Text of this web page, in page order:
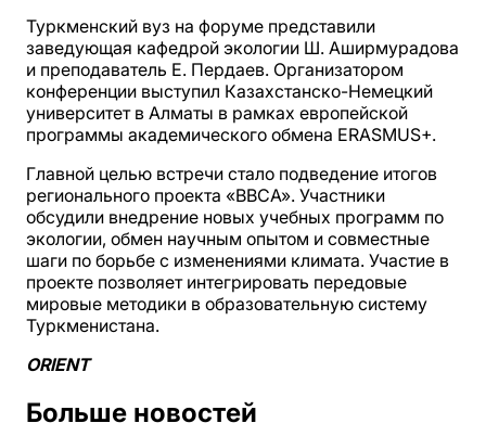
Туркменский вуз на форуме представили
заведующая кафедрой экологии Ш. Аширмурадова
и преподаватель Е. Пердаев. Организатором
конференции выступил Казахстанско-Немецкий
университет в Алматы в рамках европейской
программы академического обмена ERASMUS+.
Главной целью встречи стало подведение итогов
регионального проекта «ВВСА». Участники
обсудили внедрение новых учебных программ по
экологии, обмен научным опытом и совместные
шаги по борьбе с изменениями климата. Участие в
проекте позволяет интегрировать передовые
мировые методики в образовательную систему
Туркменистана.
ORIENT
Больше новостей